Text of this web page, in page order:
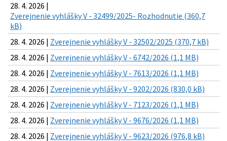
28. 4. 2026 |
Zverejnenie vyhlášky V - 32499/2025- Rozhodnutie (360,7
kB)
28. 4. 2026 | Zverejnenie vyhlášky V - 32502/2025 (370,7 kB)
28. 4. 2026 | Zverejnenie vyhlášky V - 6742/2026 (1,1 MB)
28. 4. 2026 | Zverejnenie vyhlášky V - 7613/2026 (1,1 MB)
28. 4. 2026 | Zverejnenie vyhlášky V - 9202/2026 (830,0 kB)
28. 4. 2026 | Zverejnenie vyhlášky V - 7123/2026 (1,1 MB)
28. 4. 2026 | Zverejnenie vyhlášky V - 9676/2026 (1,1 MB)
28. 4. 2026 | Zverejnenie vyhlášky V - 9623/2026 (976,8 kB)